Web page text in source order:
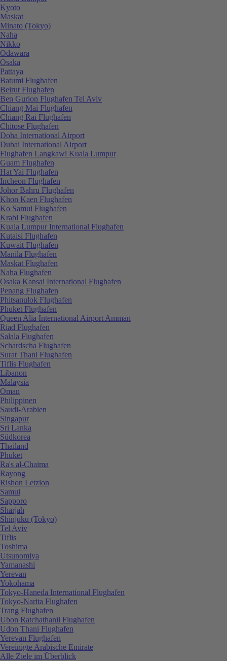
Kyoto
Maskat
Minato (Tokyo)
Naha
Nikko
Odawara
Osaka
Pattaya
Batumi Flughafen
Beirut Flughafen
Ben Gurion Flughafen Tel Aviv
Chiang Mai Flughafen
Chiang Rai Flughafen
Chitose Flughafen
Doha International Airport
Dubai International Airport
Flughafen Langkawi Kuala Lumpur
Guam Flughafen
Hat Yai Flughafen
Incheon Flughafen
Johor Bahru Flughafen
Khon Kaen Flughafen
Ko Samui Flughafen
Krabi Flughafen
Kuala Lumpur International Flughafen
Kutaisi Flughafen
Kuwait Flughafen
Manila Flughafen
Maskat Flughafen
Naha Flughafen
Osaka Kansai International Flughafen
Penang Flughafen
Phitsanulok Flughafen
Phuket Flughafen
Queen Alia International Airport Amman
Riad Flughafen
Salala Flughafen
Schardscha Flughafen
Surat Thani Flughafen
Tiflis Flughafen
Libanon
Malaysia
Oman
Philippinen
Saudi-Arabien
Singapur
Sri Lanka
Südkorea
Thailand
Phuket
Ra's al-Chaima
Rayong
Rishon Letzion
Samui
Sapporo
Sharjah
Shinjuku (Tokyo)
Tel Aviv
Tiflis
Toshima
Utsunomiya
Yamanashi
Yerevan
Yokohama
Tokyo-Haneda International Flughafen
Tokyo-Narita Flughafen
Trang Flughafen
Ubon Ratchathanii Flughafen
Udon Thani Flughafen
Yerevan Flughafen
Vereinigte Arabische Emirate
Alle Ziele im Überblick